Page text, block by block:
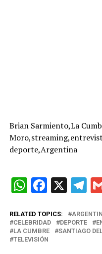
Brian Sarmiento,La
deporte,Argentina
W
at
s
F
ce
b
X T
e
gr
RELATED TOPICS:
CELEBRIDAD
DEPORTE
LA CUMBRE
SANTIAGO
TELEVISIÓN